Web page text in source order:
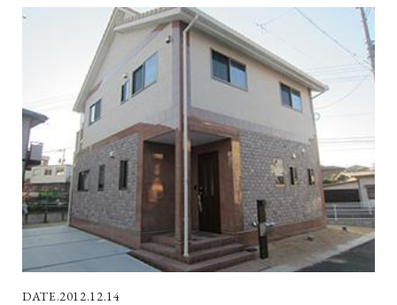
2012.12.14